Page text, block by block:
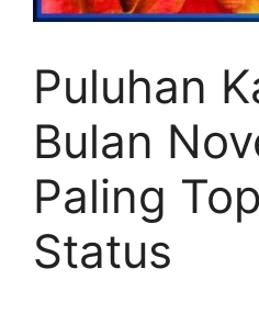
Puluhan
Bulan
Paling
Status